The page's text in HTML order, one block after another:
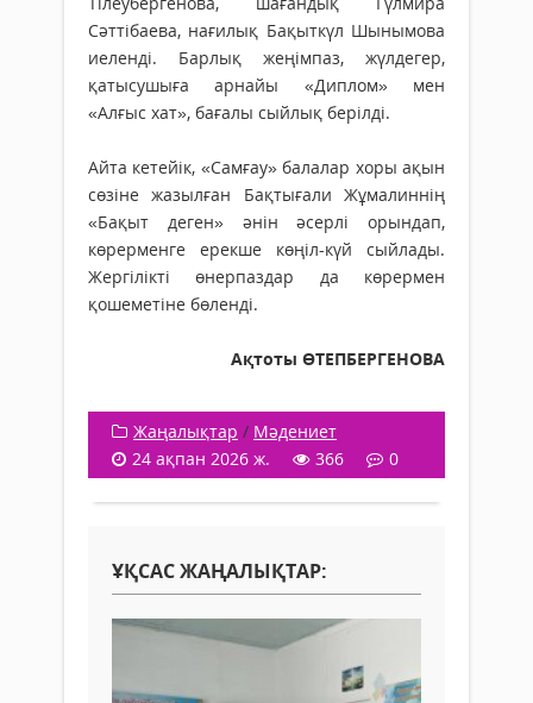
Сәттібаева, нағилық Бақыткүл Шынымова
ие­ленді. Барлық жеңімпаз, жүлдегер,
қатысушыға арнайы «Диплом» мен
«Алғыс хат», бағалы сыйлық берілді.
Айта кетейік, «Самғау» балалар хоры ақын
сөзіне жазылған Бақтығали Жұмалиннің
«Бақыт деген» әнін әсерлі орындап,
көрерменге ерекше көңіл-күй сыйлады.
Жергілікті өнерпаздар да көрермен
қошеметіне бөленді.
Ақтоты ӨТЕПБЕРГЕНОВА
Жаңалықтар / Мәдениет
24 ақпан 2026 ж.
366 0
ҰҚСАС ЖАҢАЛЫҚТАР: